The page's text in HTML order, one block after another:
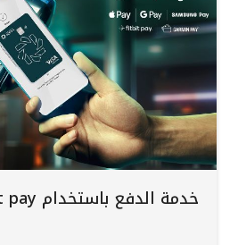
خدمة الدفع باستخدام Fitbit pay